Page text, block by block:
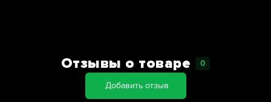
Отзывы о товаре 0
Добавить отзыв